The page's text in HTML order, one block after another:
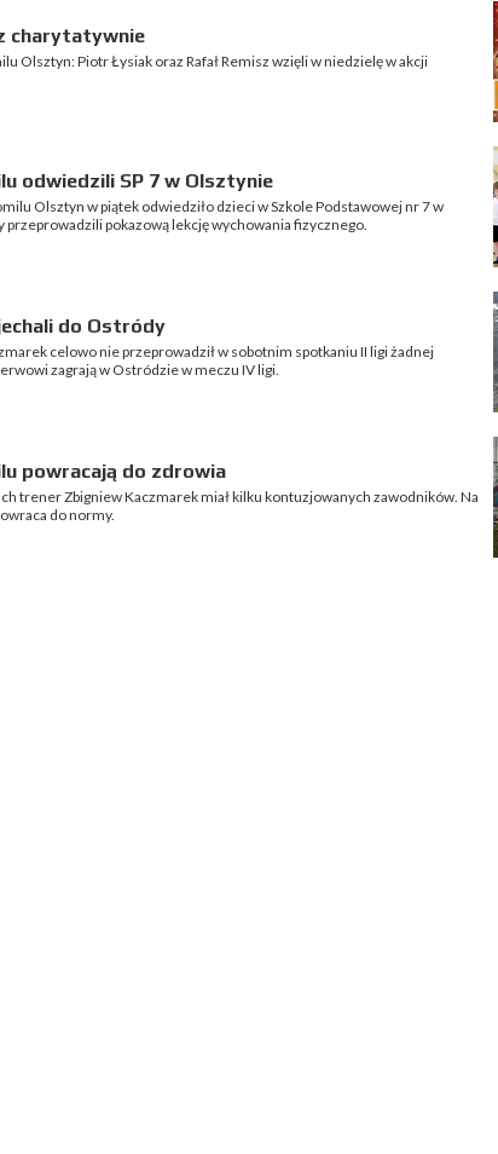
charytatywnie
Olsztyn: Piotr Łysiak oraz Rafał Remisz wzięli w niedzielę w akcji
odwiedzili SP 7 w Olsztynie
Olsztyn w piątek odwiedziło dzieci w Szkole Podstawowej nr 7 w
przeprowadzili pokazową lekcję wychowania fizycznego.
do Ostródy
celowo nie przeprowadził w sobotnim spotkaniu II ligi żadnej
zagrają w Ostródzie w meczu IV ligi.
powracają do zdrowia
trener Zbigniew Kaczmarek miał kilku kontuzjowanych zawodników. Na
do normy.